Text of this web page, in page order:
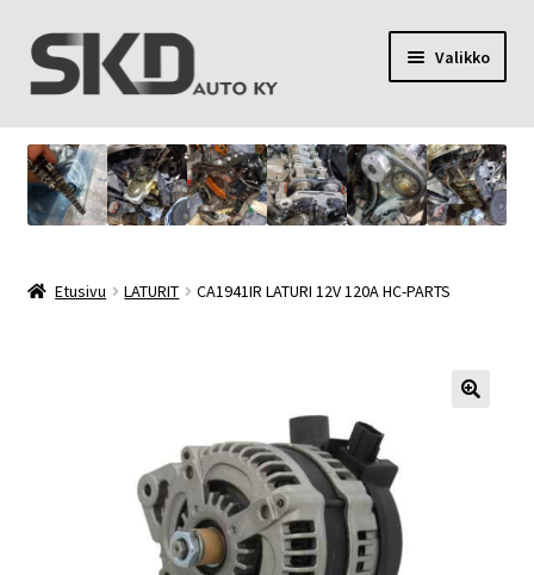
Siirry
navigointiin
Siirry
sisältöön
Valikko
SKD Auto Ky
Toimitusehdot
Etusivu LATURIT CA1941IR LATURI 12V 120A HC-PARTS